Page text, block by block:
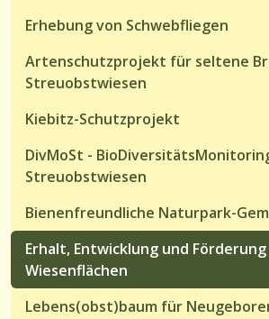
Erhebung von Schwebfliegen
Artenschutzprojekt für seltene
Streuobstwiesen
Kiebitz-Schutzprojekt
DivMoSt -
Streuobstwiesen
Bienenfreundliche Naturpark-
Erhalt, Entwicklung und
Wiesenflächen
Lebens(obst)baum für